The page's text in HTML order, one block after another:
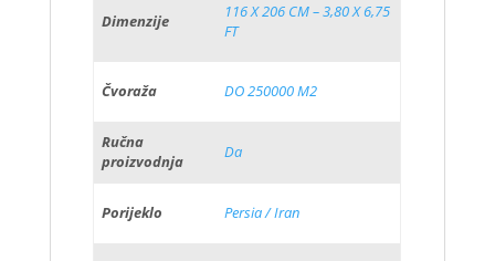
Dimenzije
116 X 206 CM – 3,80 X 6,75
FT
Čvoraža DO 250000 M2
Ručna
proizvodnja
Da
Porijeklo Persia / Iran